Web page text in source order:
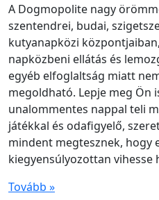
A Dogmopolite nagy
szentendrei, budai,
kutyanapközi
napközbeni ellátás és
egyéb elfoglaltság miatt
megoldható. Lepje meg Ön
unalommentes nappal teli
játékkal és odafigyelő,
mindent megtesznek, hogy
kiegyensúlyozottan vihesse
Tovább »